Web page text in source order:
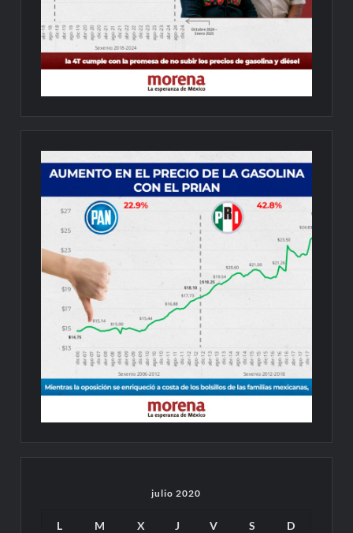
julio 2020
L M X J V S
D